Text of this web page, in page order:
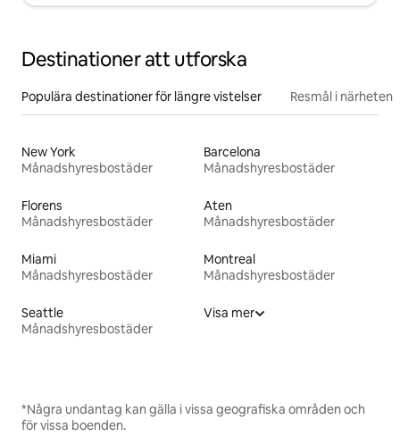
Destinationer att utforska
Populära destinationer för längre vistelser Resmål i närheten
New York
Månadshyresbostäder
Barcelona
Månadshyresbostäder
Florens
Månadshyresbostäder
Aten
Månadshyresbostäder
Miami
Månadshyresbostäder
Montreal
Månadshyresbostäder
Seattle
Månadshyresbostäder
Visa mer
*Några undantag kan gälla i vissa geografiska områden och
för vissa boenden.